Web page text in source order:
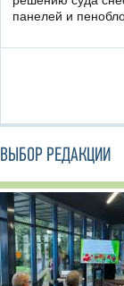
панелей и
ВЫБОР РЕДАКЦИИ